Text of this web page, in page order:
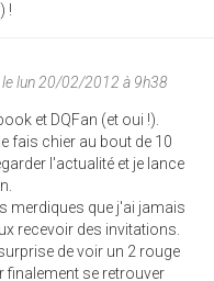
!
le lun 20/02/2012 à 9h38
et DQFan (et oui !).
fais chier au bout de 10
l'actualité et je lance
merdiques que j'ai jamais
recevoir des invitations.
de voir un 2 rouge
se retrouver